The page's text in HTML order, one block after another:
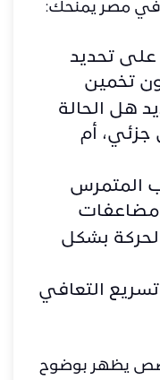
في مصر يمنحك:
على تحديد
تخمين
هل الحالة
جزئي، أم
المتمرس
مضاعفات
بشكل
تسريع التعافي
يظهر بوضوح